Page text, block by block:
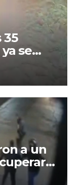
35
se
a un
Berisso